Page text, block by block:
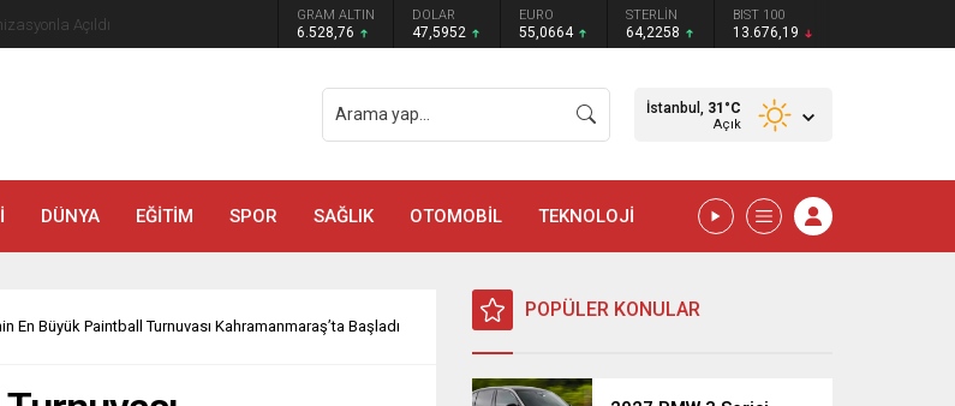
GRAM ALTIN
6.528,76
DOLAR
47,5952
EURO
55,0664
STERLİN
64,2258
BIST 100
13.676,19
İstanbul, 31 °C
Açık
DÜNYA EĞİTİM SPOR SAĞLIK OTOMOBİL TEKNOLOJİ
En Büyük Paintball Turnuvası Kahramanmaraş’ta Başladı
POPÜLER KONULAR